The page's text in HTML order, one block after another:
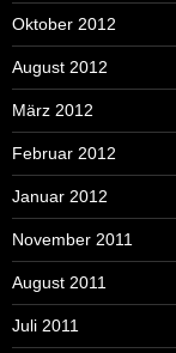
Oktober 2012
August 2012
März 2012
Februar 2012
Januar 2012
November 2011
August 2011
Juli 2011